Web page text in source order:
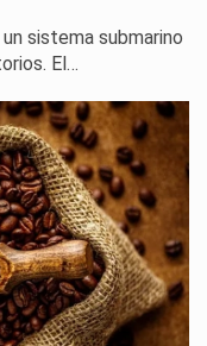
sistema submarino
El…